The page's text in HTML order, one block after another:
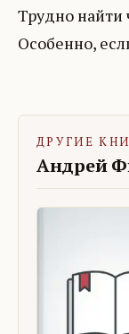
Трудно
Особенно,
ДРУГИЕ
Андрей